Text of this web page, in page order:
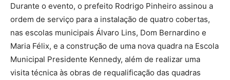
Durante o evento, o prefeito Rodrigo Pinheiro assinou a
ordem de serviço para a instalação de quatro cobertas,
nas escolas municipais Álvaro Lins, Dom Bernardino e
Maria Félix, e a construção de uma nova quadra na Escola
Municipal Presidente Kennedy, além de realizar uma
visita técnica às obras de requalificação das quadras